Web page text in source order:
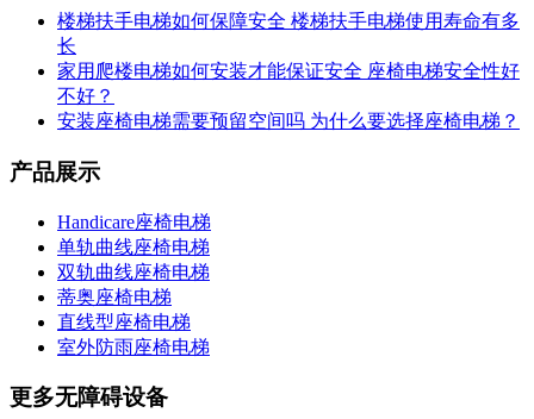
楼梯扶手电梯如何保障安全 楼梯扶手电梯使用寿命有多
长
家用爬楼电梯如何安装才能保证安全 座椅电梯安全性好
不好？
安装座椅电梯需要预留空间吗 为什么要选择座椅电梯？
产品展示
Handicare座椅电梯
单轨曲线座椅电梯
双轨曲线座椅电梯
蒂奥座椅电梯
直线型座椅电梯
室外防雨座椅电梯
更多无障碍设备